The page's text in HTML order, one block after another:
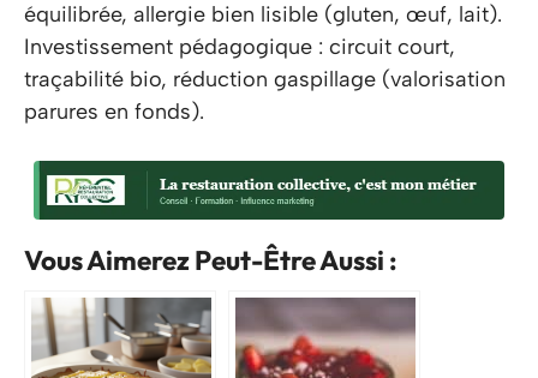
équilibrée, allergie bien lisible (gluten, œuf, lait).
Investissement pédagogique : circuit court,
traçabilité bio, réduction gaspillage (valorisation
parures en fonds).
Vous Aimerez Peut-Être Aussi :